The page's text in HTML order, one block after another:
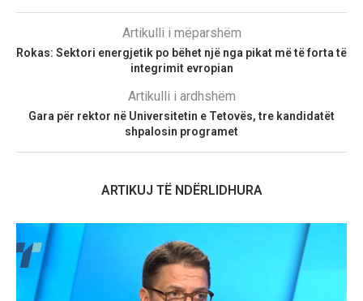
Artikulli i mëparshëm
Rokas: Sektori energjetik po bëhet një nga pikat më të forta të
integrimit evropian
Artikulli i ardhshëm
Gara për rektor në Universitetin e Tetovës, tre kandidatët
shpalosin programet
ARTIKUJ TË NDËRLIDHURA